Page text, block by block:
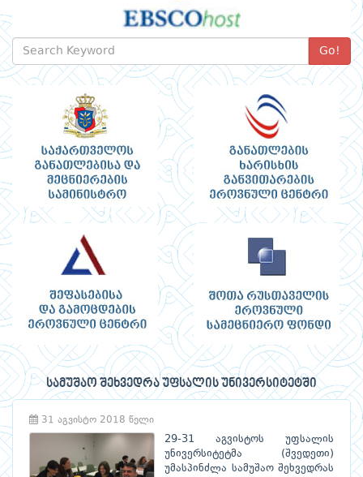
Go!
სამუშაო შეხვედრა უფსალის უნივერსიტეტში
31 აგვისტო 2018 წელი
29-31 აგვისტოს უფსალის
უნივერსიტეტმა (შვედეთი)
უმასპინძლა სამუშაო შეხვედრას